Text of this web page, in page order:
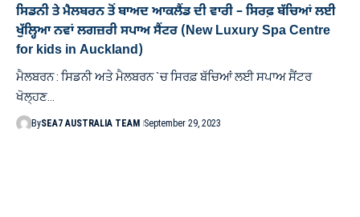
ਸਿਡਨੀ ਤੇ ਮੈਲਬਰਨ ਤੋਂ ਬਾਅਦ ਆਕਲੈਂਡ ਦੀ ਵਾਰੀ – ਸਿਰਫ਼ ਬੱਚਿਆਂ ਲਈ
ਖੁੱਲ੍ਹਿਆ ਨਵਾਂ ਲਗਜ਼ਰੀ ਸਪਾਅ ਸੈਂਟਰ (New Luxury Spa Centre
for kids in Auckland)
ਮੈਲਬਰਨ : ਸਿਡਨੀ ਅਤੇ ਮੈਲਬਰਨ `ਚ ਸਿਰਫ਼ ਬੱਚਿਆਂ ਲਈ ਸਪਾਅ ਸੈਂਟਰ
ਖੋਲ੍ਹਣ…
BySEA7 AUSTRALIA TEAM September 29, 2023